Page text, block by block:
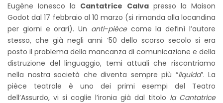
Eugène Ionesco la Cantatrice Calvapresso la Maison
Godot dal 17 febbraio al 10 marzo (si rimanda alla locandina
per giorni e orari). Un anti-piècecome la definì l’autore
stesso, che già negli anni ’50 dello scorso secolo si era
posto il problema della mancanza di comunicazione e della
distruzione del linguaggio, temi attuali che riscontriamo
nella nostra società che diventa sempre più “liquida”. La
pièce teatrale è uno dei primi esempi del Teatro
dell’Assurdo, vi si coglie l’ironia già dal titolo la Cantatrice